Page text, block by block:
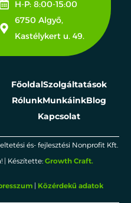
H-P: 8:00-15:00
6750 Algyő,
Kastélykert u. 49.
FőoldalSzolgáltatások
RólunkMunkáinkBlog
Kapcsolat
és- fejlesztési Nonprofit Kft.
| Készítette: Growth Craft.
| Közérdekű adatok